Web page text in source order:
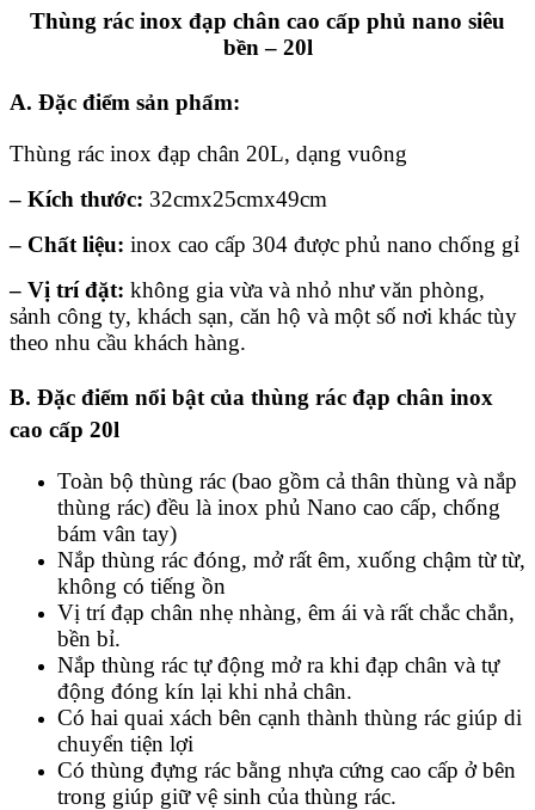
Thùng rác inox đạp chân cao cấp phủ nano siêu
bền – 20l
A. Đặc điểm sản phẩm:
Thùng rác inox đạp chân 20L, dạng vuông
– Kích thước: 32cmx25cmx49cm
– Chất liệu: inox cao cấp 304 được phủ nano chống gỉ
– Vị trí đặt: không gia vừa và nhỏ như văn phòng,
sảnh công ty, khách sạn, căn hộ và một số nơi khác tùy
theo nhu cầu khách hàng.
B. Đặc điểm nổi bật của thùng rác đạp chân inox
cao cấp 20l
Toàn bộ thùng rác (bao gồm cả thân thùng và nắp
thùng rác) đều là inox phủ Nano cao cấp, chống
bám vân tay)
Nắp thùng rác đóng, mở rất êm, xuống chậm từ từ,
không có tiếng ồn
Vị trí đạp chân nhẹ nhàng, êm ái và rất chắc chắn,
bền bỉ.
Nắp thùng rác tự động mở ra khi đạp chân và tự
động đóng kín lại khi nhả chân.
Có hai quai xách bên cạnh thành thùng rác giúp di
chuyển tiện lợi
Có thùng đựng rác bằng nhựa cứng cao cấp ở bên
trong giúp giữ vệ sinh của thùng rác.